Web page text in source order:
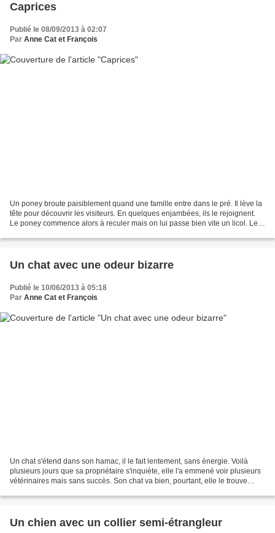
Caprices
Publié le 08/09/2013 à 02:07
Par Anne Cat et François
Un poney broute paisiblement quand une famille entre dans le pré. Il lève la
tête pour découvrir les visiteurs. En quelques enjambées, ils le rejoignent.
Le poney commence alors à reculer mais on lui passe bien vite un licol. Les
Un chat avec une odeur bizarre
Publié le 10/06/2013 à 05:18
Par Anne Cat et François
Un chat s'étend dans son hamac, il le fait lentement, sans énergie. Voilà
plusieurs jours que sa propriétaire s'inquiète, elle l'a emmené voir plusieurs
vétérinaires mais sans succès. Son chat va bien, pourtant, elle le trouve
Un chien avec un collier semi-étrangleur